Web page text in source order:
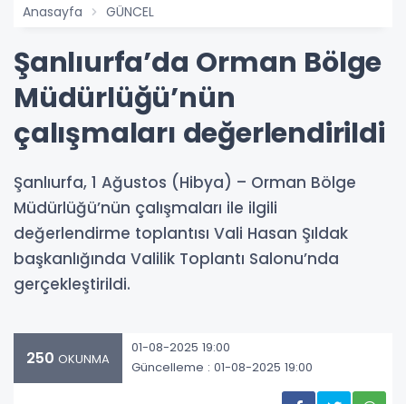
Anasayfa GÜNCEL
Şanlıurfa’da Orman Bölge
Müdürlüğü’nün
çalışmaları değerlendirildi
Şanlıurfa, 1 Ağustos (Hibya) – Orman Bölge
Müdürlüğü’nün çalışmaları ile ilgili
değerlendirme toplantısı Vali Hasan Şıldak
başkanlığında Valilik Toplantı Salonu’nda
gerçekleştirildi.
250 OKUNMA
01-08-2025 19:00
Güncelleme : 01-08-2025 19:00